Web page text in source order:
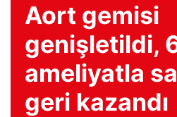
Aort gemisi
genişletildi,
ameliyatla
geri kazandı